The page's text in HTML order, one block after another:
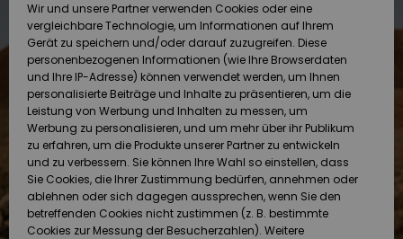
Schuhe&
Flip-Flops
Surf
Snow
Brandneu
Schuhe&
Flip-Flops
Surf
Snow
Brandneu
Highlights
Snow
SURF
Highlights
Community
SNOW
Snow Shop
Damen
Highlights
Community
DOPPELTER
RABATT
Outlet
Frauen
HILFE & KONTAKT
Retouren
Bezahlung
Geschenkkarte
Quiksilver
Freedom
Datenschutz
Wir und unsere Partner verwenden Cookies oder eine
vergleichbare Technologie, um Informationen auf Ihrem
Gerät zu speichern und/oder darauf zuzugreifen. Diese
personenbezogenen Informationen (wie Ihre Browserdaten
und Ihre IP-Adresse) können verwendet werden, um Ihnen
personalisierte Beiträge und Inhalte zu präsentieren, um die
Leistung von Werbung und Inhalten zu messen, um
Werbung zu personalisieren, und um mehr über ihr Publikum
zu erfahren, um die Produkte unserer Partner zu entwickeln
und zu verbessern. Sie können Ihre Wahl so einstellen, dass
Sie Cookies, die Ihrer Zustimmung bedürfen, annehmen oder
ablehnen oder sich dagegen aussprechen, wenn Sie den
betreffenden Cookies nicht zustimmen (z. B. bestimmte
Cookies zur Messung der Besucherzahlen). Weitere